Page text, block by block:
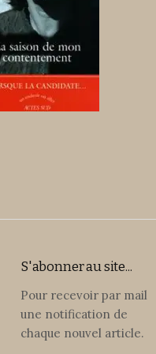
S'abonner au site...
Pour recevoir par mail
une notification de
chaque nouvel article.